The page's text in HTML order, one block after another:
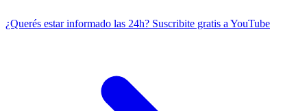
¿Querés estar informado las 24h? Suscribite gratis a YouTube